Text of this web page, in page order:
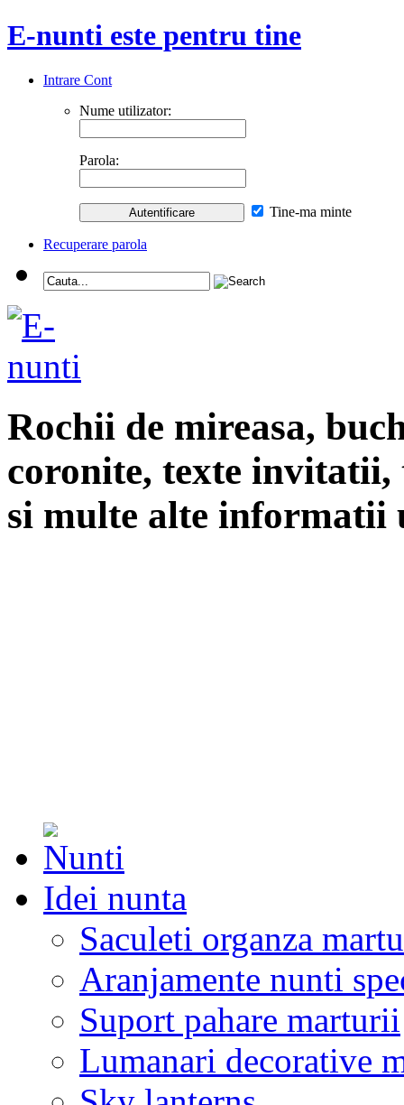
E-nunti este pentru tine
Intrare Cont
Nume utilizator:
Parola:
Tine-ma minte
Recuperare parola
Rochii de mireasa,
coronite, texte
si multe alte informatii
Idei nunta
Saculeti organza
Aranjamente nunti
Suport pahare marturii
Lumanari decorative